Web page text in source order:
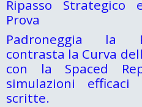
Ripasso Strategico
Prova
Padroneggia la
contrasta la Curva
con la Spaced
simulazioni
scritte.